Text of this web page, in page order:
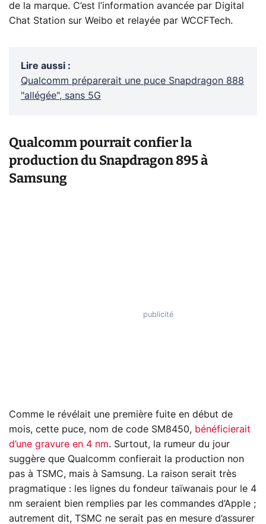
de la marque. C’est l’information avancée par Digital
Chat Station sur Weibo et relayée par WCCFTech.
Lire aussi :
Qualcomm préparerait une puce Snapdragon 888
"allégée", sans 5G
Qualcomm pourrait confier la
production du Snapdragon 895 à
Samsung
Comme le révélait une première fuite en début de
mois, cette puce, nom de code SM8450, bénéficierait
d’une gravure en 4 nm. Surtout, la rumeur du jour
suggère que Qualcomm confierait la production non
pas à TSMC, mais à Samsung. La raison serait très
pragmatique : les lignes du fondeur taïwanais pour le 4
nm seraient bien remplies par les commandes d’Apple ;
autrement dit, TSMC ne serait pas en mesure d’assurer